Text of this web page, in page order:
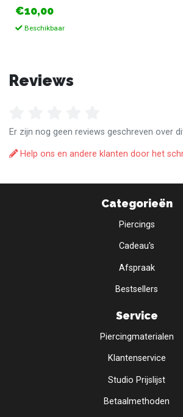
€10,00
Beschikbaar
Reviews
Er zijn nog geen reviews geschreven over
Help ons en andere klanten door het
Categorieën
Piercings
Cadeau's
Afspraak
Bestsellers
Service
Piercingmaterialen
Klantenservice
Studio Prijslijst
Betaalmethoden